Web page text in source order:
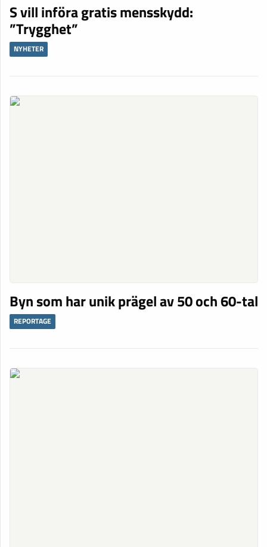
S vill införa gratis mensskydd:
”Trygghet”
NYHETER
Byn som har unik prägel av 50 och 60-tal
REPORTAGE